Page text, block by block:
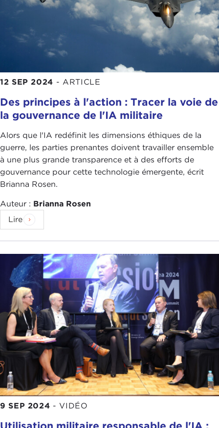
12 SEP 2024 - ARTICLE
Des principes à l'action : Tracer la voie de
la gouvernance de l'IA militaire
Alors que l'IA redéfinit les dimensions éthiques de la
guerre, les parties prenantes doivent travailler ensemble
à une plus grande transparence et à des efforts de
gouvernance pour cette technologie émergente, écrit
Brianna Rosen.
Auteur : Brianna Rosen
Lire
9 SEP 2024 - VIDÉO